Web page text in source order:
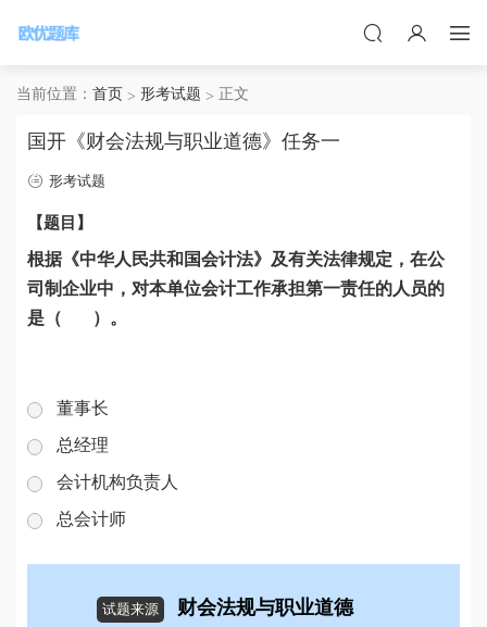
当前位置： 首页 形考试题 正文
国开《财会法规与职业道德》任务一
形考试题
【题目】
根据《中华人民共和国会计法》及有关法律规定，在公
司制企业中，对本单位会计工作承担第一责任的人员的
是（ ）。
董事长
总经理
会计机构负责人
总会计师
试题来源 财会法规与职业道德